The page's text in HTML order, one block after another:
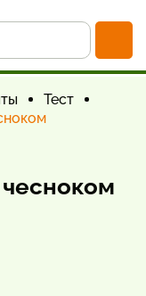
Тест